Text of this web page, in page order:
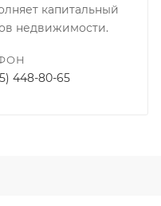
капитальный
недвижимости.
448-80-65